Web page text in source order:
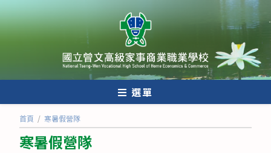
跳
轉
至
內
選單
寒暑假營隊
首頁 / 寒暑假營隊